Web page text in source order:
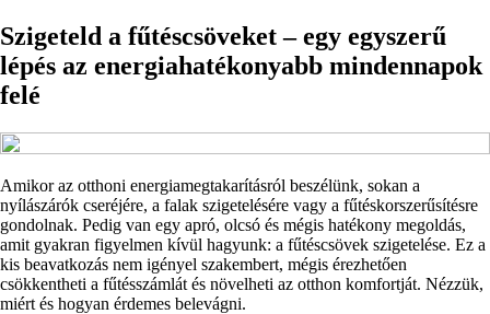
Szigeteld a fűtéscsöveket – egy egyszerű
lépés az energiahatékonyabb mindennapok
felé
Amikor az otthoni energiamegtakarításról beszélünk, sokan a
nyílászárók cseréjére, a falak szigetelésére vagy a fűtéskorszerűsítésre
gondolnak. Pedig van egy apró, olcsó és mégis hatékony megoldás,
amit gyakran figyelmen kívül hagyunk: a fűtéscsövek szigetelése. Ez a
kis beavatkozás nem igényel szakembert, mégis érezhetően
csökkentheti a fűtésszámlát és növelheti az otthon komfortját. Nézzük,
miért és hogyan érdemes belevágni.